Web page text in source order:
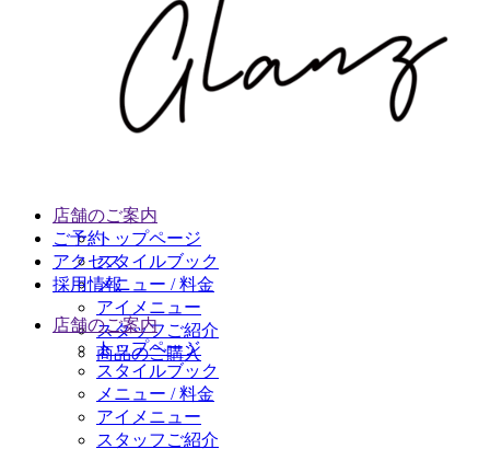
店舗のご案内
トップページ
スタイルブック
メニュー / 料金
アイメニュー
スタッフご紹介
商品のご購入
ご予約
アクセス
採用情報
店舗のご案内
トップページ
スタイルブック
メニュー / 料金
アイメニュー
スタッフご紹介